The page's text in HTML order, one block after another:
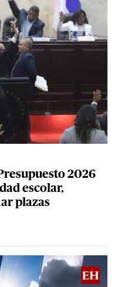
2026
escolar,
plazas